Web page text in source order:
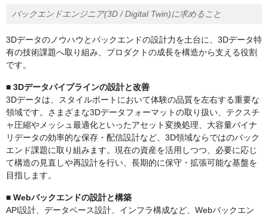
バックエンドエンジニア(3D / Digital Twin)に求めること
3Dデータのノウハウとバックエンドの設計力を土台に、3Dデータ特
有の技術課題へ取り組み、プロダクトの成長を構造から支える役割
です。
■ 3Dデータパイプラインの設計と改善
3Dデータは、スタイルポートにおいて体験の品質を左右する重要な
領域です。さまざまな3Dデータフォーマットの取り扱い、テクスチ
ャ圧縮やメッシュ最適化といったアセット変換処理、大容量バイナ
リデータの効率的な保存・配信設計など、3D領域ならではのバック
エンド課題に取り組みます。現在の資産を活用しつつ、必要に応じ
て構造の見直しや再設計を行い、長期的に保守・拡張可能な基盤を
目指します。
■ Webバックエンドの設計と構築
API設計、データベース設計、インフラ構成など、Webバックエン